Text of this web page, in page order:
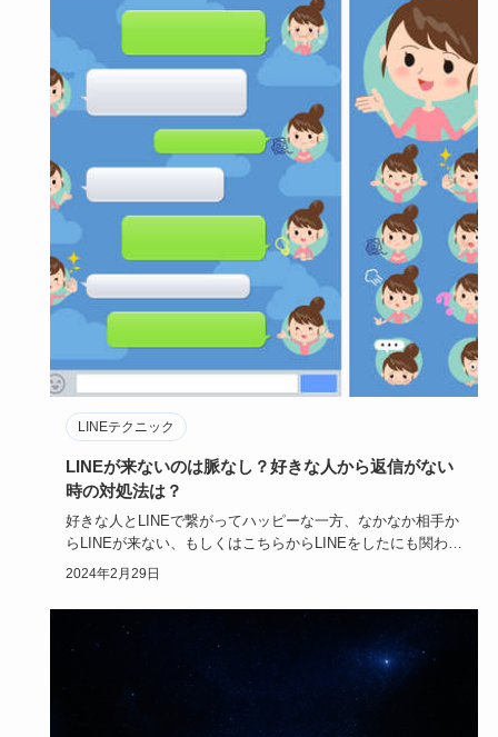
LINEテクニック
LINEが来ないのは脈なし？好きな人から返信がない
時の対処法は？
好きな人とLINEで繋がってハッピーな一方、なかなか相手か
らLINEが来ない、もしくはこちらからLINEをしたにも関わら
ず…
2024年2月29日